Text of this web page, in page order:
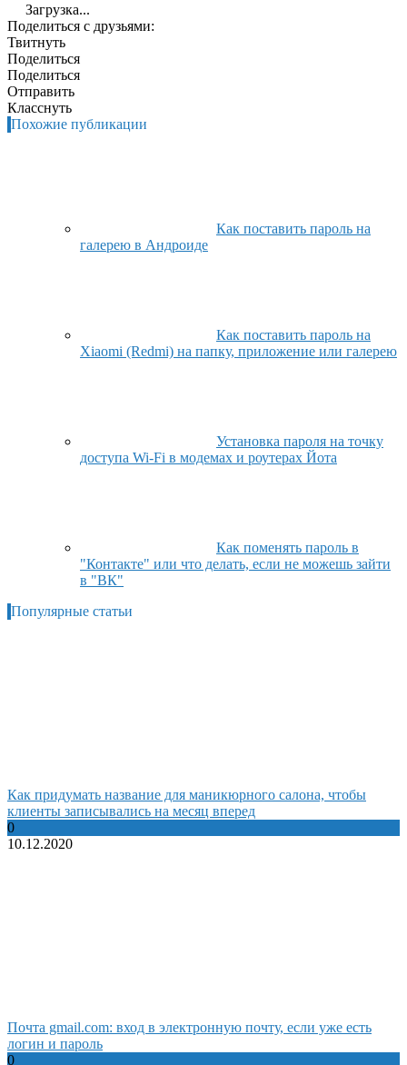
Загрузка...
Поделиться с друзьями:
Твитнуть
Поделиться
Поделиться
Отправить
Класснуть
Похожие публикации
Как поставить пароль на
галерею в Андроиде
Как поставить пароль на
Xiaomi (Redmi) на папку, приложение или галерею
Установка пароля на точку
доступа Wi-Fi в модемах и роутерах Йота
Как поменять пароль в
"Контакте" или что делать, если не можешь зайти
в "ВК"
Популярные статьи
Как придумать название для маникюрного салона, чтобы
клиенты записывались на месяц вперед
0
10.12.2020
Почта gmail.com: вход в электронную почту, если уже есть
логин и пароль
0